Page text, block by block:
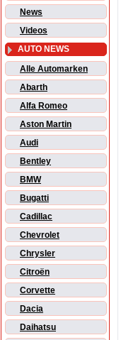
News
Videos
AUTO NEWS
Alle Automarken
Abarth
Alfa Romeo
Aston Martin
Audi
Bentley
BMW
Bugatti
Cadillac
Chevrolet
Chrysler
Citroën
Corvette
Dacia
Daihatsu